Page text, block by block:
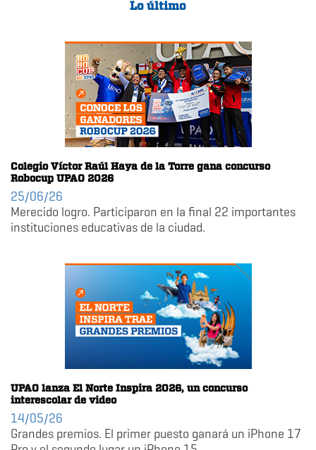
Lo último
Colegio Víctor Raúl Haya de la Torre gana concurso
Robocup UPAO 2026
25/06/26
Merecido logro. Participaron en la final 22 importantes
instituciones educativas de la ciudad.
UPAO lanza El Norte Inspira 2026, un concurso
interescolar de video
14/05/26
Grandes premios. El primer puesto ganará un iPhone 17